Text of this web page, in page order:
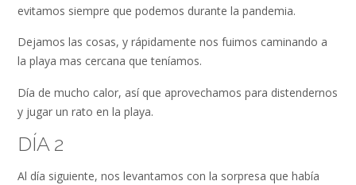
evitamos siempre que podemos durante la pandemia.
Dejamos las cosas, y rápidamente nos fuimos caminando a
la playa mas cercana que teníamos.
Día de mucho calor, así que aprovechamos para distendernos
y jugar un rato en la playa.
DÍA 2
Al día siguiente, nos levantamos con la sorpresa que había